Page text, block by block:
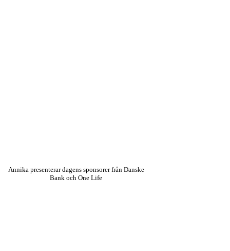
Annika presenterar dagens sponsorer från Danske
Bank och One Life